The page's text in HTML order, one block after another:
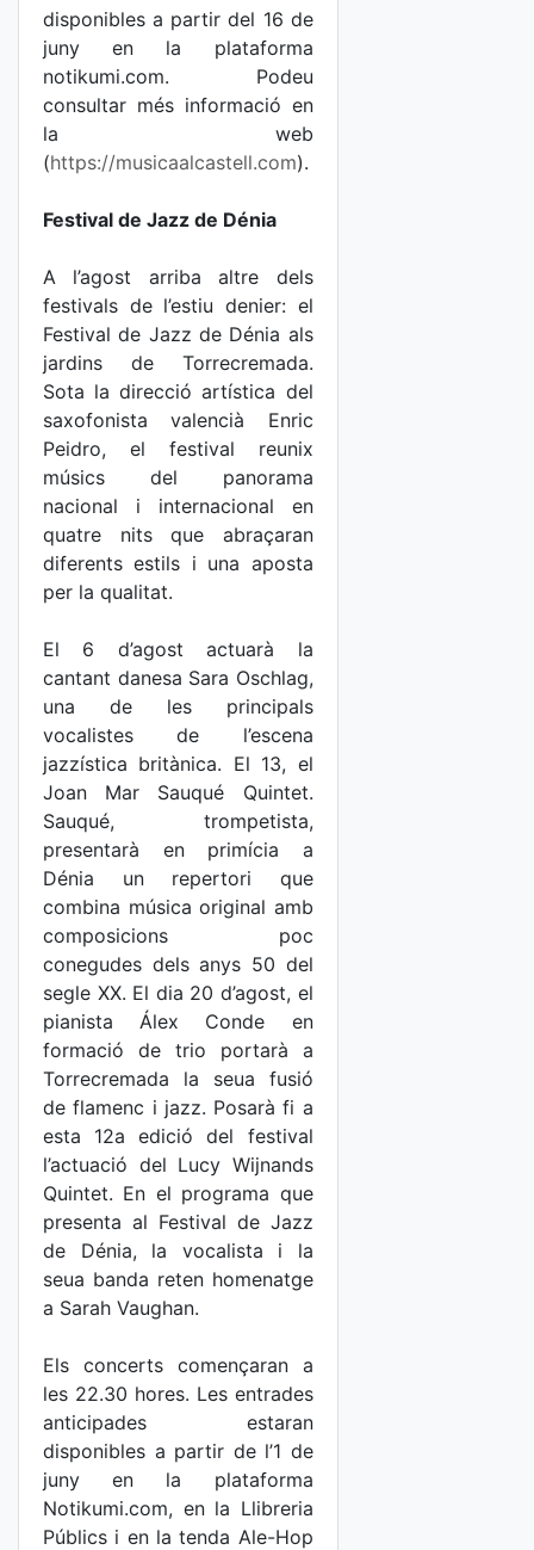
disponibles a partir del 16 de
juny en la plataforma
notikumi.com. Podeu
consultar més informació en
la web
(https://musicaalcastell.com).
Festival de Jazz de Dénia
A l’agost arriba altre dels
festivals de l’estiu denier: el
Festival de Jazz de Dénia als
jardins de Torrecremada.
Sota la direcció artística del
saxofonista valencià Enric
Peidro, el festival reunix
músics del panorama
nacional i internacional en
quatre nits que abraçaran
diferents estils i una aposta
per la qualitat.
El 6 d’agost actuarà la
cantant danesa Sara Oschlag,
una de les principals
vocalistes de l’escena
jazzística britànica. El 13, el
Joan Mar Sauqué Quintet.
Sauqué, trompetista,
presentarà en primícia a
Dénia un repertori que
combina música original amb
composicions poc
conegudes dels anys 50 del
segle XX. El dia 20 d’agost, el
pianista Álex Conde en
formació de trio portarà a
Torrecremada la seua fusió
de flamenc i jazz. Posarà fi a
esta 12a edició del festival
l’actuació del Lucy Wijnands
Quintet. En el programa que
presenta al Festival de Jazz
de Dénia, la vocalista i la
seua banda reten homenatge
a Sarah Vaughan.
Els concerts començaran a
les 22.30 hores. Les entrades
anticipades estaran
disponibles a partir de l’1 de
juny en la plataforma
Notikumi.com, en la Llibreria
Públics i en la tenda Ale-Hop